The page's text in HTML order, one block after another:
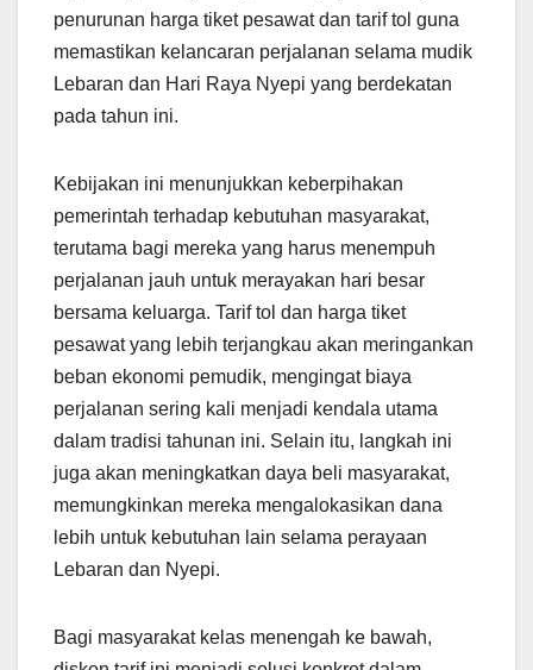
penurunan harga tiket pesawat dan tarif tol guna
memastikan kelancaran perjalanan selama mudik
Lebaran dan Hari Raya Nyepi yang berdekatan
pada tahun ini.
Kebijakan ini menunjukkan keberpihakan
pemerintah terhadap kebutuhan masyarakat,
terutama bagi mereka yang harus menempuh
perjalanan jauh untuk merayakan hari besar
bersama keluarga. Tarif tol dan harga tiket
pesawat yang lebih terjangkau akan meringankan
beban ekonomi pemudik, mengingat biaya
perjalanan sering kali menjadi kendala utama
dalam tradisi tahunan ini. Selain itu, langkah ini
juga akan meningkatkan daya beli masyarakat,
memungkinkan mereka mengalokasikan dana
lebih untuk kebutuhan lain selama perayaan
Lebaran dan Nyepi.
Bagi masyarakat kelas menengah ke bawah,